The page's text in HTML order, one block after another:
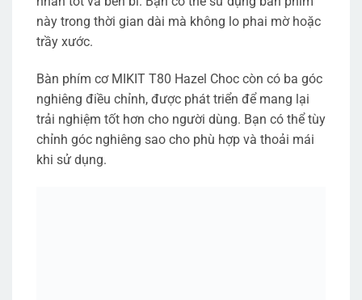
này trong thời gian dài mà không lo phai mờ hoặc
trầy xước.
Bàn phím cơ MIKIT T80 Hazel Choc còn có ba góc
nghiêng điều chỉnh, được phát triển để mang lại
trải nghiệm tốt hơn cho người dùng. Bạn có thể tùy
chỉnh góc nghiêng sao cho phù hợp và thoải mái
khi sử dụng.